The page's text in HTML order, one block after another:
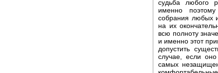
судьба любого
именно
собрания любых
на их
всю полноту
и именно этот
допустить
случае, если
самых